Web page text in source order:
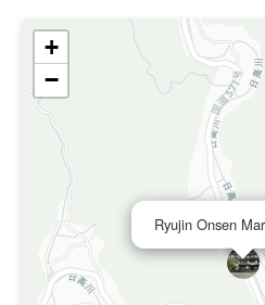
Ryujin Onsen
+
−